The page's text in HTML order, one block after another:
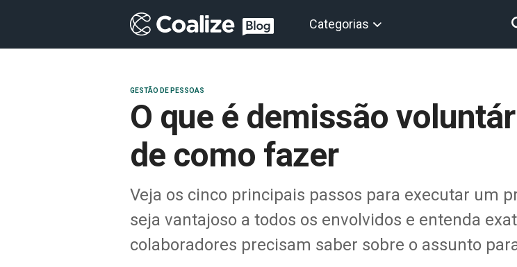
Categorias
GESTÃO DE PESSOAS
O que é demissão
de como fazer
Veja os cinco principais passos para executar um
seja vantajoso a todos os envolvidos e entenda
colaboradores precisam saber sobre o assunto